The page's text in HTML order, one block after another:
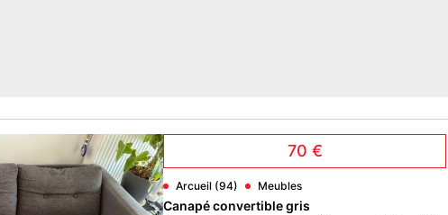
70 €
Arcueil (94) Meubles
Canapé convertible gris